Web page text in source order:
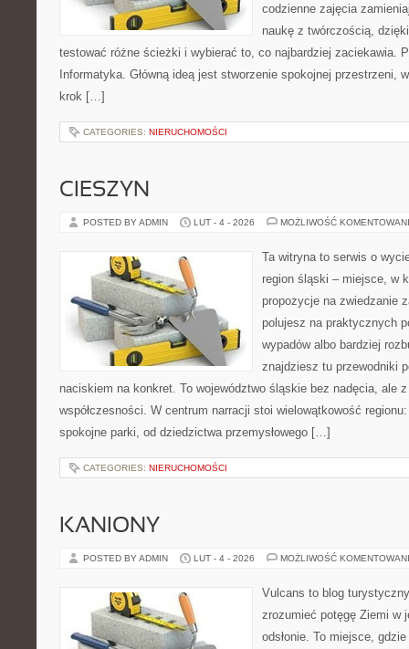
codzienne zajęcia
naukę z twórczością,
testować różne ścieżki i wybierać to, co najbardziej zaciekawia.
Informatyka. Główną ideą jest stworzenie spokojnej przestrzeni,
krok […]
CATEGORIES: NIERUCHOMOŚCI
CIESZYN
POSTED BY ADMIN LUT - 4 - 2026 MOŻLIWOŚĆ
Ta witryna to serwis o
region śląski – miejsce, w
propozycje na zwiedzanie
polujesz na praktycznych
wypadów albo bardziej
znajdziesz tu przewodniki
naciskiem na konkret. To województwo śląskie bez nadęcia, ale
współczesności. W centrum narracji stoi wielowątkowość
spokojne parki, od dziedzictwa przemysłowego […]
CATEGORIES: NIERUCHOMOŚCI
KANIONY
POSTED BY ADMIN LUT - 4 - 2026 MOŻLIWOŚĆ
Vulcans to blog
zrozumieć potęgę Ziemi w
odsłonie. To miejsce,